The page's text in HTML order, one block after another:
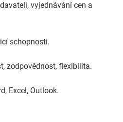
vyjednávání cen a
schopnosti.
zodpovědnost, flexibilita.
Excel, Outlook.